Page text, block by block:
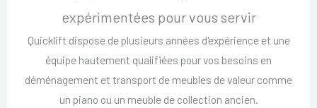
expérimentées pour vous servir
Quicklift dispose de plusieurs années d'expérience et une
équipe hautement qualifiées pour vos besoins en
déménagement et transport de meubles de valeur comme
un piano ou un meuble de collection ancien.